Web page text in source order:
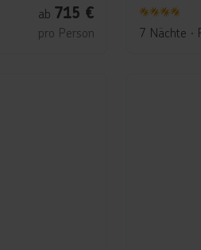
ab 715 €
pro Person 4
7 Nächte ∙